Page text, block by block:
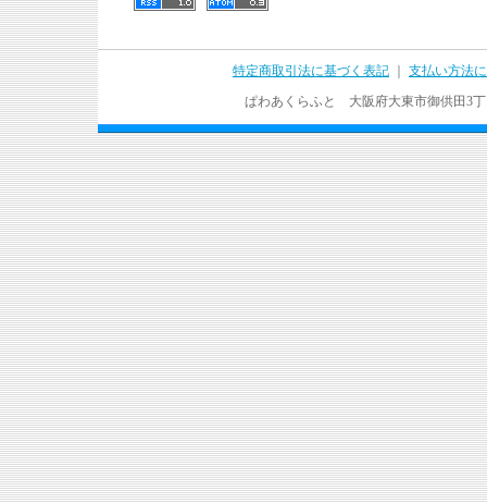
特定商取引法に基づく表記
支払い方法
ぱわあくらふと 大阪府大東市御供田3